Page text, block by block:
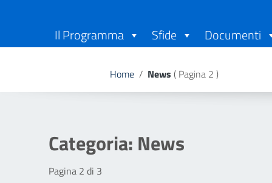
Il Programma Sfide Documenti
Home / News ( Pagina 2 )
Categoria: News
Pagina 2 di 3